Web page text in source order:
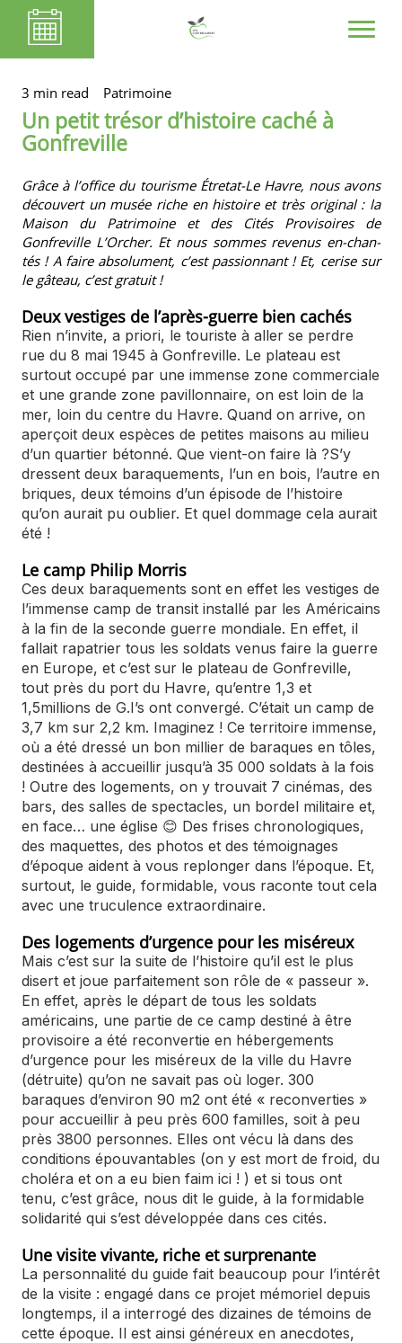
3 min read Patrimoine
Un petit trésor d’histoire caché à
Gonfreville
Grâce à l’office du tourisme Étretat-Le Havre, nous avons
découvert un musée riche en histoire et très original : la
Maison du Patrimoine et des Cités Provisoires de
Gonfreville L’Orcher. Et nous sommes revenus en-chan-
tés ! A faire absolument, c’est passionnant ! Et, cerise sur
le gâteau, c’est gratuit !
Deux vestiges de l’après-guerre bien cachés
Rien n’invite, a priori, le touriste à aller se perdre
rue du 8 mai 1945 à Gonfreville. Le plateau est
surtout occupé par une immense zone commerciale
et une grande zone pavillonnaire, on est loin de la
mer, loin du centre du Havre. Quand on arrive, on
aperçoit deux espèces de petites maisons au milieu
d’un quartier bétonné. Que vient-on faire là ?S’y
dressent deux baraquements, l’un en bois, l’autre en
briques, deux témoins d’un épisode de l’histoire
qu’on aurait pu oublier. Et quel dommage cela aurait
été !
Le camp Philip Morris
Ces deux baraquements sont en effet les vestiges de
l’immense camp de transit installé par les Américains
à la fin de la seconde guerre mondiale. En effet, il
fallait rapatrier tous les soldats venus faire la guerre
en Europe, et c’est sur le plateau de Gonfreville,
tout près du port du Havre, qu’entre 1,3 et
1,5millions de G.I’s ont convergé. C’était un camp de
3,7 km sur 2,2 km. Imaginez ! Ce territoire immense,
où a été dressé un bon millier de baraques en tôles,
destinées à accueillir jusqu’à 35 000 soldats à la fois
! Outre des logements, on y trouvait 7 cinémas, des
bars, des salles de spectacles, un bordel militaire et,
en face… une église 😊 Des frises chronologiques,
des maquettes, des photos et des témoignages
d’époque aident à vous replonger dans l’époque. Et,
surtout, le guide, formidable, vous raconte tout cela
avec une truculence extraordinaire.
Des logements d’urgence pour les miséreux
Mais c’est sur la suite de l’histoire qu’il est le plus
disert et joue parfaitement son rôle de « passeur ».
En effet, après le départ de tous les soldats
américains, une partie de ce camp destiné à être
provisoire a été reconvertie en hébergements
d’urgence pour les miséreux de la ville du Havre
(détruite) qu’on ne savait pas où loger. 300
baraques d’environ 90 m2 ont été « reconverties »
pour accueillir à peu près 600 familles, soit à peu
près 3800 personnes. Elles ont vécu là dans des
conditions épouvantables (on y est mort de froid, du
choléra et on a eu bien faim ici ! ) et si tous ont
tenu, c’est grâce, nous dit le guide, à la formidable
solidarité qui s’est développée dans ces cités.
Une visite vivante, riche et surprenante
La personnalité du guide fait beaucoup pour l’intérêt
de la visite : engagé dans ce projet mémoriel depuis
longtemps, il a interrogé des dizaines de témoins de
cette époque. Il est ainsi généreux en anecdotes,